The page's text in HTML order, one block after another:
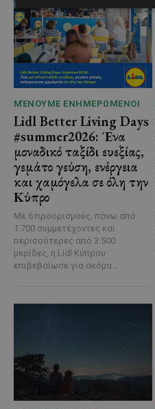
ΜΈΝΟΥΜΕ ΕΝΗΜΕΡΩΜΈΝΟΙ
Lidl Better Living Days
#summer2026: Ένα
μοναδικό ταξίδι ευεξίας,
γεμάτο γεύση, ενέργεια
και χαμόγελα σε όλη την
Κύπρο
Με 6 προορισμούς, πάνω από
1.700 συμμετέχοντες και
περισσότερες από 3.500
μερίδες, η Lidl Κύπρου
επιβεβαίωσε για ακόμα...